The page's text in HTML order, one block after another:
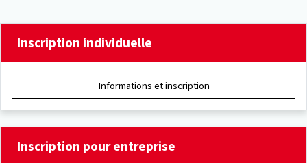
Inscription individuelle
Informations et inscription
Inscription pour entreprise